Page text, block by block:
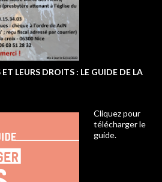
LEURS DROITS : LE GUIDE DE LA
Cliquez pour
télécharger le
guide.